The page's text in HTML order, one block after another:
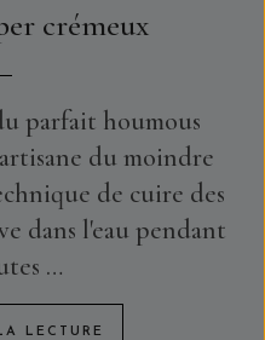
crémeux
parfait houmous
du moindre
de cuire des
dans l'eau pendant
…
LECTURE